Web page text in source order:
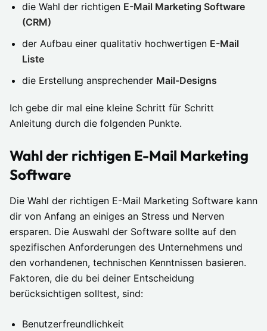
die Wahl der richtigen E-Mail Marketing Software
(CRM)
der Aufbau einer qualitativ hochwertigen E-Mail
Liste
die Erstellung ansprechender Mail-Designs
Ich gebe dir mal eine kleine Schritt für Schritt
Anleitung durch die folgenden Punkte.
Wahl der richtigen E-Mail Marketing
Software
Die Wahl der richtigen E-Mail Marketing Software kann
dir von Anfang an einiges an Stress und Nerven
ersparen. Die Auswahl der Software sollte auf den
spezifischen Anforderungen des Unternehmens und
den vorhandenen, technischen Kenntnissen basieren.
Faktoren, die du bei deiner Entscheidung
berücksichtigen solltest, sind:
Benutzerfreundlichkeit